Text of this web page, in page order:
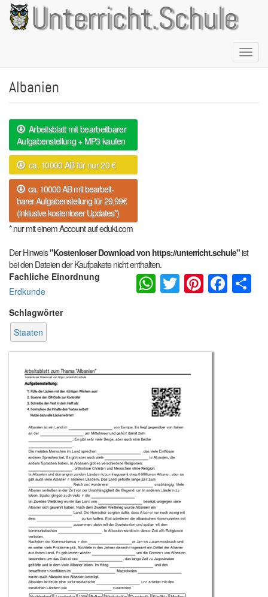
Direkt
zum
Inhalt
Unterricht.Schule
Albanien
Arbeitsblatt mit bearbeitbarer
Aufgabenstellung + MP3 kaufen
ca. 10000 AB für nur 20 €
ca. 10000 AB mit bearbeit-
barer Aufgabenstellung für 29,99€
(inklusive kostenloser Updates*)
* nur mit einem Account auf eduki.com
Der Hinweis"Kostenloser Download von https://unterricht.schule"ist
bei den Dateien der Kaufpakete nicht enthalten.
Fachliche Einordnung
Erdkunde
Schlagwörter
Staaten
WhatsApp
Twitter